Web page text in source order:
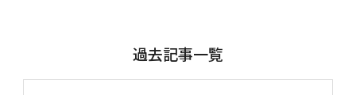
過去記事一覧